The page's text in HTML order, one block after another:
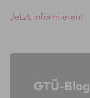
Jetzt informieren!
GTÜ-Blog